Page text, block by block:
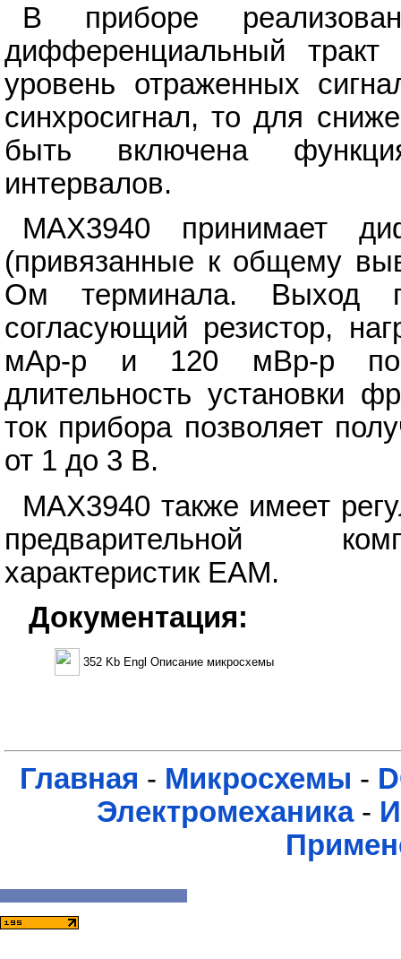
В приборе
дифференциальный тракт
уровень отраженных
синхросигнал, то для
быть включена
интервалов.
MAX3940 принимает
(привязанные к общему
Ом терминала. Выход
согласующий резистор,
мАр-р и 120 мВр-р по
длительность установки
ток прибора позволяет
от 1 до 3 В.
MAX3940 также имеет
предварительной
характеристик EAM.
Документация:
352 Kb Engl Описание микросхемы
Главная - Микросхемы -
Электромеханика-